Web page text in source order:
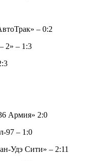
– 0:2
– 1:3
Армия» 2:0
97 – 1:0
Удэ Сити» – 2:11